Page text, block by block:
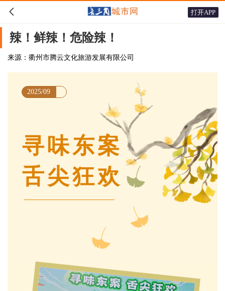
 打开APP
辣！鲜辣！危险辣！
来源：衢州市腾云文化旅游发展有限公司
寻味东案
舌尖狂欢
2025/09